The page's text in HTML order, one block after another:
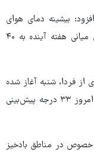
بیشینه دمای هوای
خراسان رضوی در مناطق گرمسیر برای روزهای میانی هفته آینده به ۴۰
فردا، شنبه آغاز شده
و تا بیستم ادامه دارد، بیشینه دمای مشهد برای امروز ۳۳ درجه پیش‌بینی
خصوص در مناطق بادخیز